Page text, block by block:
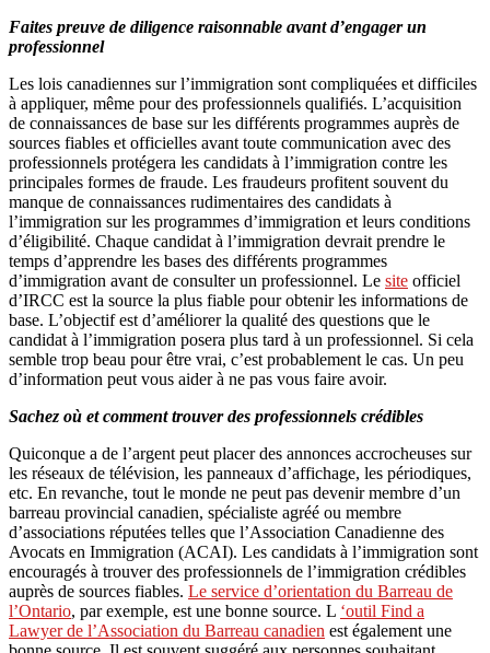
Faites preuve de diligence raisonnable avant d’engager un
professionnel
Les lois canadiennes sur l’immigration sont compliquées et difficiles
à appliquer, même pour des professionnels qualifiés. L’acquisition
de connaissances de base sur les différents programmes auprès de
sources fiables et officielles avant toute communication avec des
professionnels protégera les candidats à l’immigration contre les
principales formes de fraude. Les fraudeurs profitent souvent du
manque de connaissances rudimentaires des candidats à
l’immigration sur les programmes d’immigration et leurs conditions
d’éligibilité. Chaque candidat à l’immigration devrait prendre le
temps d’apprendre les bases des différents programmes
d’immigration avant de consulter un professionnel. Le site officiel
d’IRCC est la source la plus fiable pour obtenir les informations de
base. L’objectif est d’améliorer la qualité des questions que le
candidat à l’immigration posera plus tard à un professionnel. Si cela
semble trop beau pour être vrai, c’est probablement le cas. Un peu
d’information peut vous aider à ne pas vous faire avoir.
Sachez où et comment trouver des professionnels crédibles
Quiconque a de l’argent peut placer des annonces accrocheuses sur
les réseaux de télévision, les panneaux d’affichage, les périodiques,
etc. En revanche, tout le monde ne peut pas devenir membre d’un
barreau provincial canadien, spécialiste agréé ou membre
d’associations réputées telles que l’Association Canadienne des
Avocats en Immigration (ACAI). Les candidats à l’immigration sont
encouragés à trouver des professionnels de l’immigration crédibles
auprès de sources fiables. Le service d’orientation du Barreau de
l’Ontario, par exemple, est une bonne source. L ‘outil Find a
Lawyer de l’Association du Barreau canadien est également une